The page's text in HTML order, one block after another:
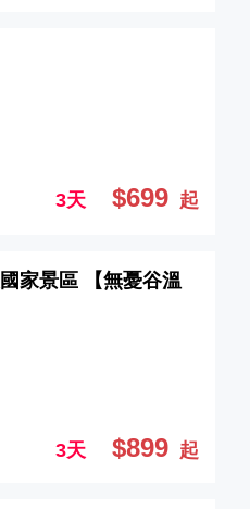
3天 $699 起
家景區 【無憂谷溫
3天 $899 起